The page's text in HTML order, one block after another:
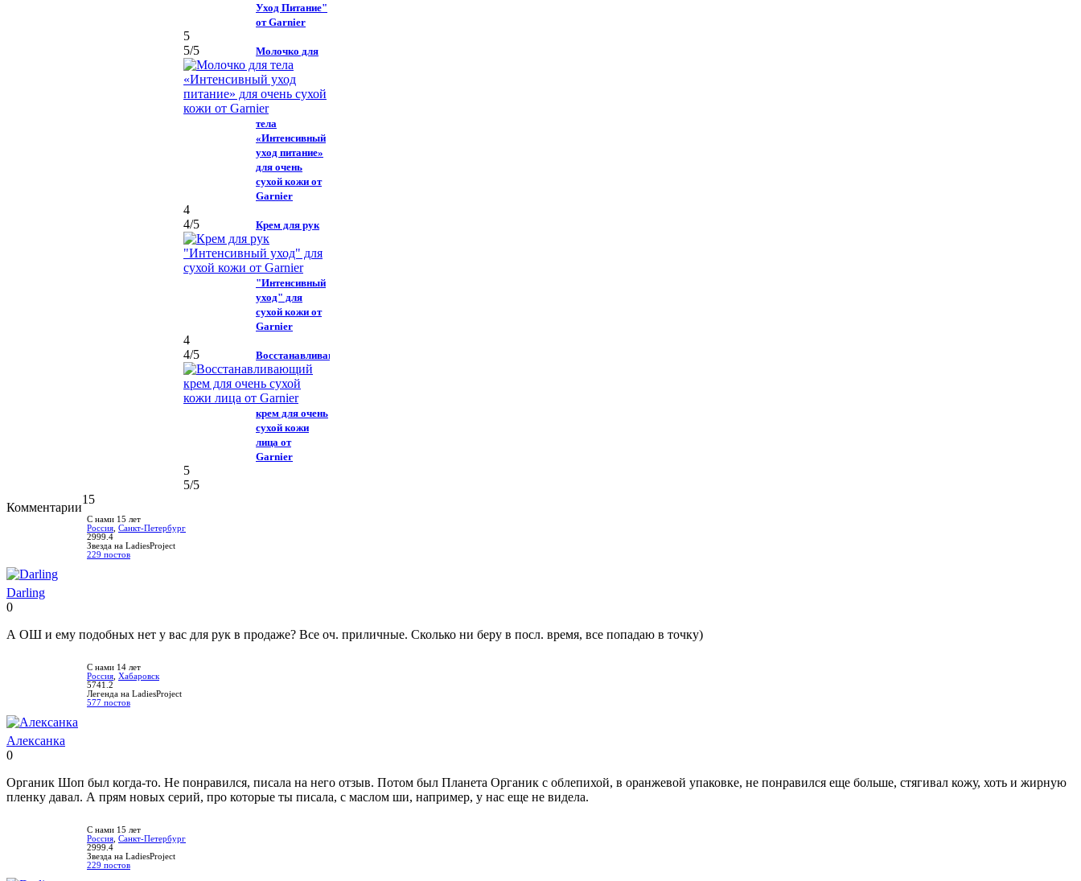
Уход Питание"
от Garnier
5
5/5 Молочко для
тела
«Интенсивный
уход питание»
для очень
сухой кожи от
Garnier
4
4/5 Крем для рук
"Интенсивный
уход" для
сухой кожи от
Garnier
4
4/5 Восстанавливающий
крем для очень
сухой кожи
лица от
Garnier
5
5/5
Комментарии
15
С нами 15 лет
Россия Санкт-Петербург
2999.4
Звезда на LadiesProject
229 постов
Darling
0
А ОШ и ему подобных нет у вас для рук в продаже? Все оч. приличные. Сколько ни беру в посл. время, все попадаю в точку)
С нами 14 лет
Россия Хабаровск
5741.2
Легенда на LadiesProject
577 постов
Алексанка
0
Органик Шоп был когда-то. Не понравился, писала на него отзыв. Потом был Планета Органик с облепихой, в оранжевой упаковке, не понравился еще больше, стягивал кожу, хоть и жирную
пленку давал. А прям новых серий, про которые ты писала, с маслом ши, например, у нас еще не видела.
С нами 15 лет
Россия Санкт-Петербург
2999.4
Звезда на LadiesProject
229 постов